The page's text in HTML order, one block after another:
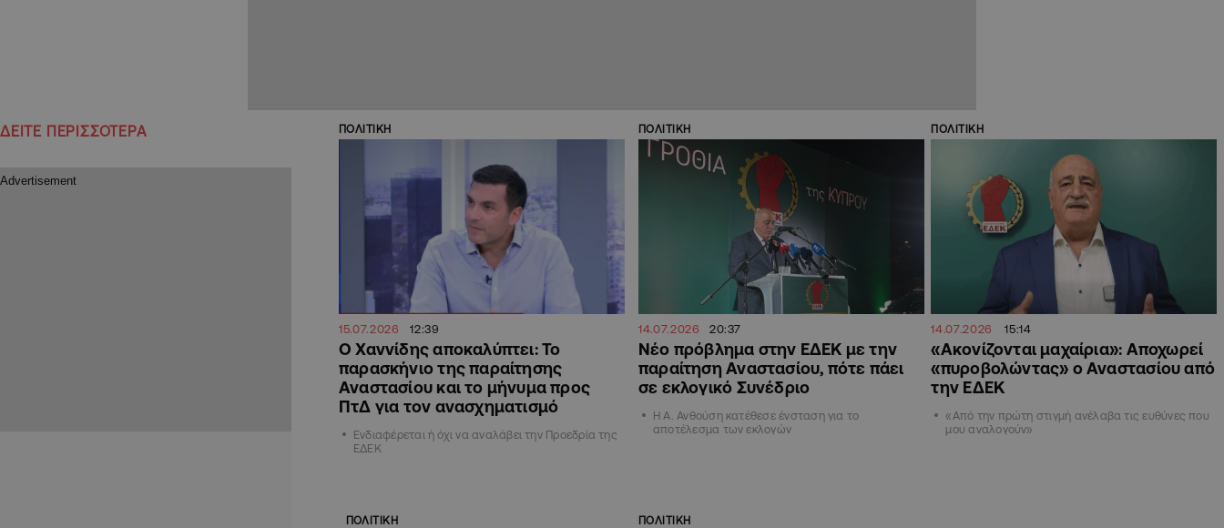
ΔΕΙΤΕ ΠΕΡΙΣΣΟΤΕΡΑ ΠΟΛΙΤΙΚΗ
15.07.2026 12:39
Ο Χαννίδης αποκαλύπτει: Το
παρασκήνιο της παραίτησης
Αναστασίου και το μήνυμα προς
ΠτΔ για τον ανασχηματισμό
Ενδιαφέρεται ή όχι να αναλάβει την Προεδρία της
ΕΔΕΚ
ΠΟΛΙΤΙΚΗ
14.07.2026 20:37
Νέο πρόβλημα στην ΕΔΕΚ με την
παραίτηση Αναστασίου, πότε πάει
σε εκλογικό Συνέδριο
Η Α. Ανθούση κατέθεσε ένσταση για το
αποτέλεσμα των εκλογών
ΠΟΛΙΤΙΚΗ
14.07.2026 15:14
«Ακονίζονται μαχαίρια»: Αποχωρεί
«πυροβολώντας» ο Αναστασίου από
την ΕΔΕΚ
«Από την πρώτη στιγμή ανέλαβα τις ευθύνες που
μου αναλογούν»
ΠΟΛΙΤΙΚΗ ΠΟΛΙΤΙΚΗ